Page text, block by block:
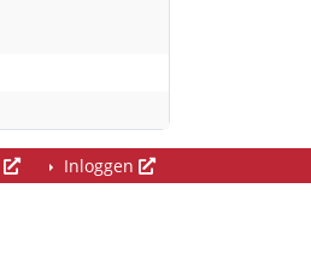
Inloggen